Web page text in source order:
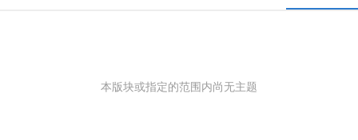
本版块或指定的范围内尚无主题